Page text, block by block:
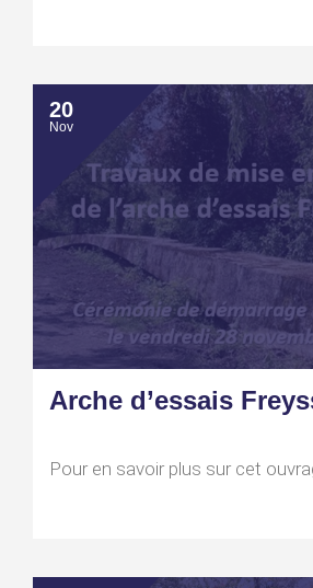
20
Nov
Arche d’essais
Pour en savoir plus sur cet